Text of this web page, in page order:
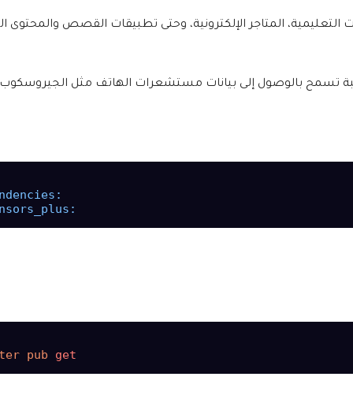
المتاجر الإلكترونية، وحتى تطبيقات القصص والمحتوى
تسمح بالوصول إلى بيانات مستشعرات الهاتف مثل
pub get